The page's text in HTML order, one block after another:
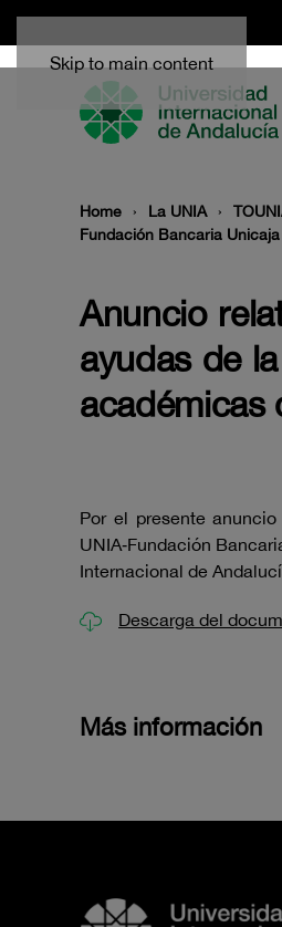
Skip to main content
Home La UNIA
Fundación Bancaria
Anuncio
ayudas de
académicas
Por el presente
UNIA‑Fundación
Internacional de
Descarga del
Más información